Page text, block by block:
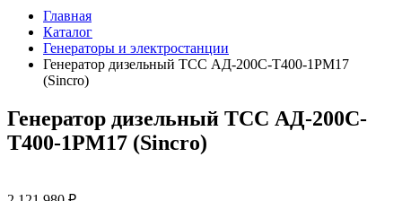
Главная
Каталог
Генераторы и электростанции
Генератор дизельный ТСС АД-200С-Т400-1РМ17
(Sincro)
Генератор дизельный ТСС АД-200С-
Т400-1РМ17 (Sincro)